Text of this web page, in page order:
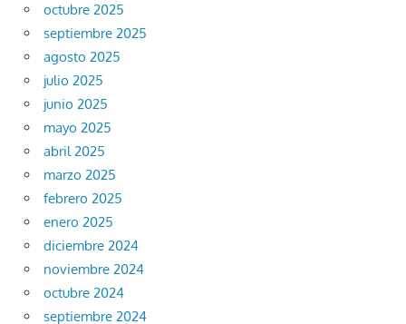
octubre 2025
septiembre 2025
agosto 2025
julio 2025
junio 2025
mayo 2025
abril 2025
marzo 2025
febrero 2025
enero 2025
diciembre 2024
noviembre 2024
octubre 2024
septiembre 2024